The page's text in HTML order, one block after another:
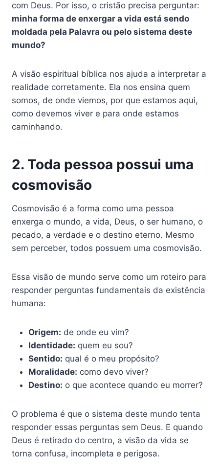
com Deus. Por isso, o cristão precisa perguntar:
minha forma de enxergar a vida está sendo
moldada pela Palavra ou pelo sistema deste
mundo?
A visão espiritual bíblica nos ajuda a interpretar a
realidade corretamente. Ela nos ensina quem
somos, de onde viemos, por que estamos aqui,
como devemos viver e para onde estamos
caminhando.
2. Toda pessoa possui uma
cosmovisão
Cosmovisão é a forma como uma pessoa
enxerga o mundo, a vida, Deus, o ser humano, o
pecado, a verdade e o destino eterno. Mesmo
sem perceber, todos possuem uma cosmovisão.
Essa visão de mundo serve como um roteiro para
responder perguntas fundamentais da existência
humana:
Origem: de onde eu vim?
Identidade: quem eu sou?
Sentido: qual é o meu propósito?
Moralidade: como devo viver?
Destino: o que acontece quando eu morrer?
O problema é que o sistema deste mundo tenta
responder essas perguntas sem Deus. E quando
Deus é retirado do centro, a visão da vida se
torna confusa, incompleta e perigosa.